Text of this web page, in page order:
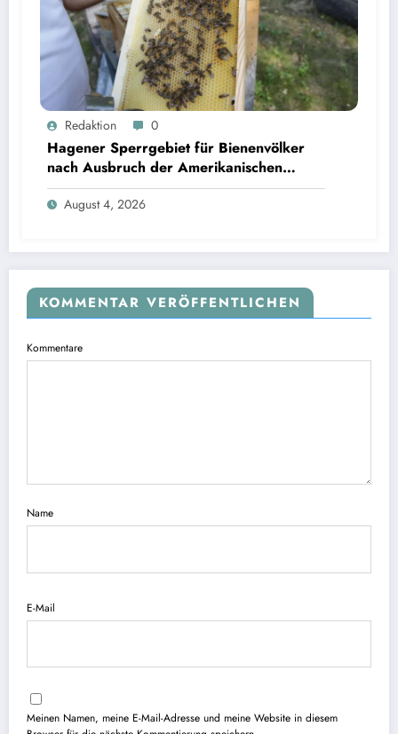
Redaktion 0
Hagener Sperrgebiet für Bienenvölker
nach Ausbruch der Amerikanischen
Faulbrut aufgehoben
August 4, 2026
KOMMENTAR VERÖFFENTLICHEN
Kommentare
Name
E-Mail
Meinen Namen, meine E-Mail-Adresse und meine Website in diesem